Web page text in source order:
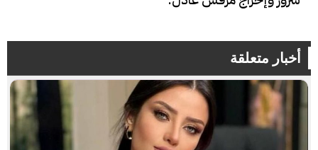
أخبار متعلقة